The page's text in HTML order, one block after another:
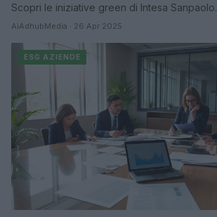
Scopri le iniziative green di Intesa Sanpaolo.
AiAdhubMedia · 26 Apr 2025
ESG AZIENDE